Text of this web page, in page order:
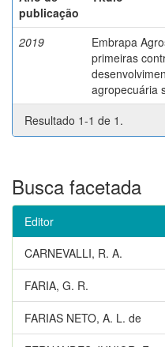
publicação
2019
Embrapa
primeiras
agropecuária
Resultado 1-1 de 1.
Busca facetada
Editor
CARNEVALLI, R. A.
FARIA, G. R.
FARIAS NETO, A. L. de